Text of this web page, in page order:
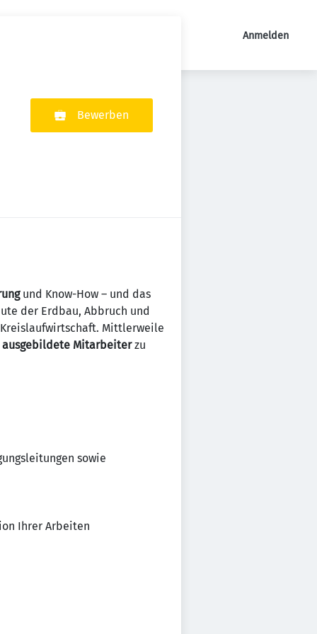
Anmelden
Bewerben
und Know-How – und das
der Erdbau, Abbruch und
Mittlerweile
Mitarbeiterzu
sowie
Ihrer Arbeiten